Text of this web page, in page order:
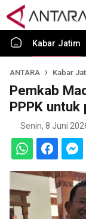
Kabar Jatim
ANTARA Kabar
Pemkab
PPPK untuk
Senin, 8 Juni